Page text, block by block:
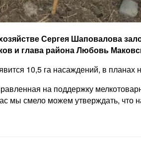
Сергея Шаповалова
и глава района Любовь
10,5 га насаждений, в планах
на поддержку
мы смело можем утверждать, что